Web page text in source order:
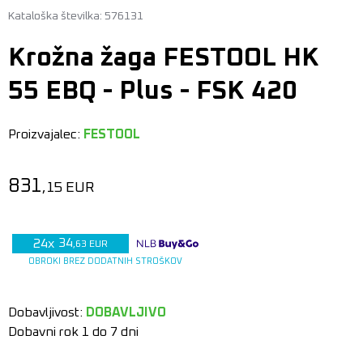
Kataloška številka: 576131
Krožna žaga FESTOOL HK
55 EBQ - Plus - FSK 420
Proizvajalec: FESTOOL
831,15 EUR
24x 34,63 EUR
OBROKI BREZ DODATNIH STROŠKOV
Dobavljivost: DOBAVLJIVO
Dobavni rok 1 do 7 dni